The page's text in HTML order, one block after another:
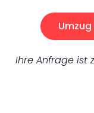
Ihre Anfrage ist